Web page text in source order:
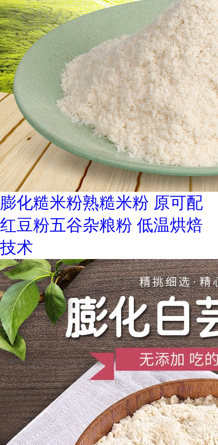
膨化糙米粉熟糙米粉 原可配
红豆粉五谷杂粮粉 低温烘焙
技术